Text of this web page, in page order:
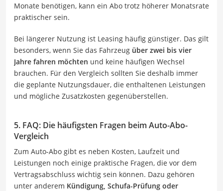
Monate benötigen, kann ein Abo trotz höherer Monatsrate
praktischer sein.
Bei längerer Nutzung ist Leasing häufig günstiger. Das gilt
besonders, wenn Sie das Fahrzeug über zwei bis vier
Jahre fahren möchten und keine häufigen Wechsel
brauchen. Für den Vergleich sollten Sie deshalb immer
die geplante Nutzungsdauer, die enthaltenen Leistungen
und mögliche Zusatzkosten gegenüberstellen.
5. FAQ: Die häufigsten Fragen beim Auto-Abo-
Vergleich
Zum Auto-Abo gibt es neben Kosten, Laufzeit und
Leistungen noch einige praktische Fragen, die vor dem
Vertragsabschluss wichtig sein können. Dazu gehören
unter anderem Kündigung, Schufa-Prüfung oder